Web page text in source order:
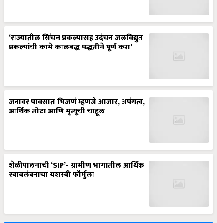
‘राज्यातील सिंचन प्रकल्पासह उदंचन जलविद्युत
प्रकल्पांची कामे कालबद्ध पद्धतीने पूर्ण करा’
जनावर पावसात भिजणं म्हणजे आजार, अपंगत्व,
आर्थिक तोटा आणि मृत्यूची चाहूल
शेळीपालनाची ‘SIP’- ग्रामीण भागातील आर्थिक
स्वावलंबनाचा यशस्वी फॉर्मुला